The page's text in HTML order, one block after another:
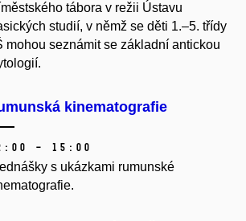
tábora v režii Ústavu
studií, v němž se děti 1.–5. třídy
mohou seznámit se základní antickou
kinematografie
– 15:00
s ukázkami rumunské